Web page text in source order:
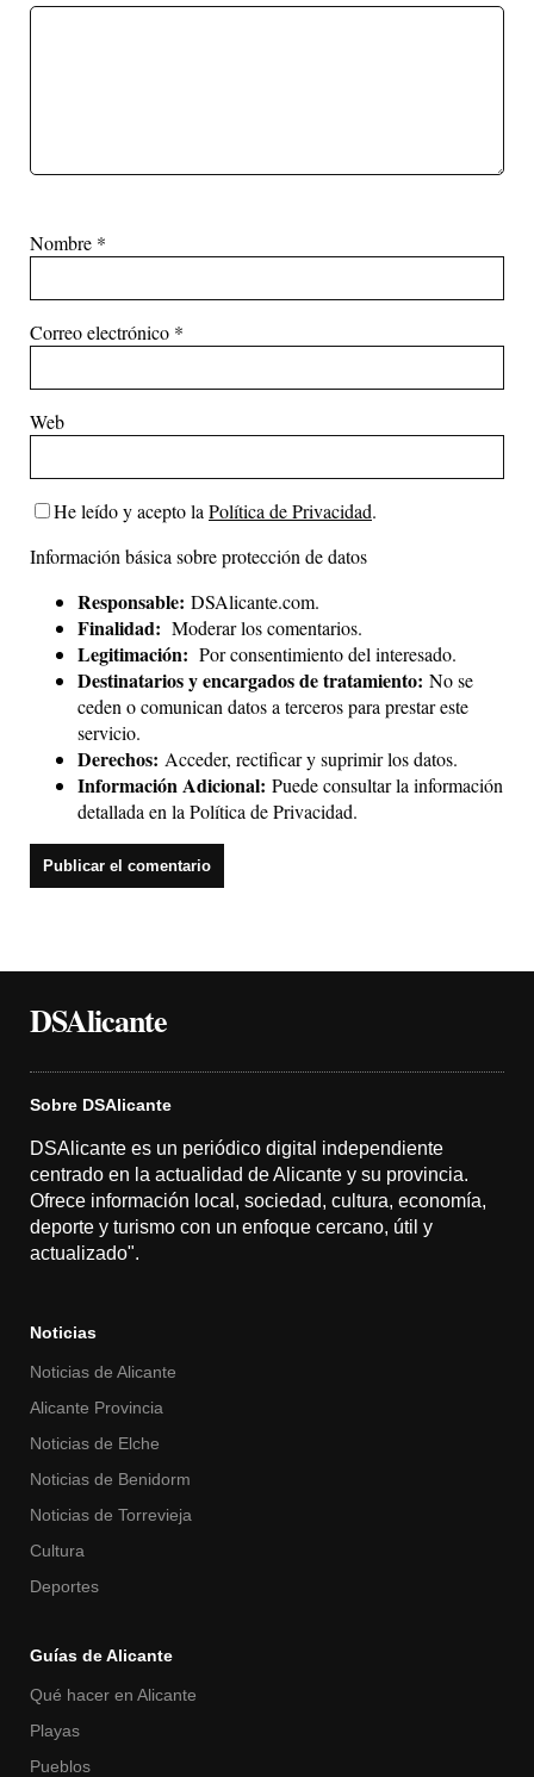
Nombre *
Correo electrónico *
Web
He leído y acepto la Política de Privacidad.
Información básica sobre protección de datos
Responsable: DSAlicante.com.
Finalidad: Moderar los comentarios.
Legitimación: Por consentimiento del interesado.
Destinatarios y encargados de tratamiento: No se
ceden o comunican datos a terceros para prestar este
servicio.
Derechos: Acceder, rectificar y suprimir los datos.
Información Adicional: Puede consultar la información
detallada en la Política de Privacidad.
DSAlicante
Sobre DSAlicante
DSAlicante es un periódico digital independiente
centrado en la actualidad de Alicante y su provincia.
Ofrece información local, sociedad, cultura, economía,
deporte y turismo con un enfoque cercano, útil y
actualizado".
Noticias
Noticias de Alicante
Alicante Provincia
Noticias de Elche
Noticias de Benidorm
Noticias de Torrevieja
Cultura
Deportes
Guías de Alicante
Qué hacer en Alicante
Playas
Pueblos